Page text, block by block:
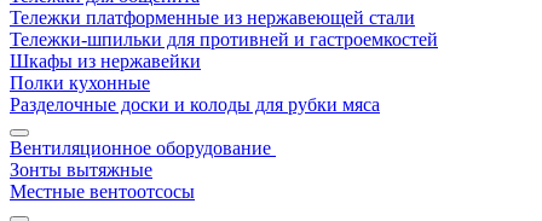
Тележки платформенные из нержавеющей стали
Тележки-шпильки для противней и гастроемкостей
Шкафы из нержавейки
Полки кухонные
Разделочные доски и колоды для рубки мяса
Вентиляционное оборудование
Зонты вытяжные
Местные вентоотсосы